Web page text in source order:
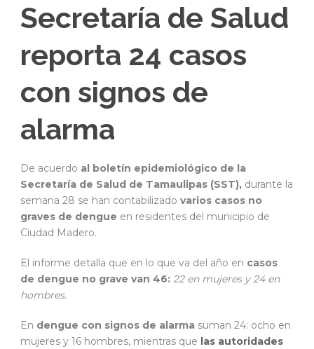
Secretaría de Salud
reporta 24 casos
con signos de
alarma
De acuerdo al boletín epidemiológico de la
Secretaría de Salud de Tamaulipas (SST), durante la
semana 28 se han contabilizado varios casos no
graves de dengue en residentes del municipio de
Ciudad Madero.
El informe detalla que en lo que va del año en casos
de dengue no grave van 46: 22 en mujeres y 24 en
hombres.
En dengue con signos de alarma suman 24: ocho en
mujeres y 16 hombres, mientras que las autoridades